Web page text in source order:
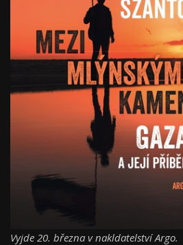
Vyjde 20. března v nakldatelství Argo.